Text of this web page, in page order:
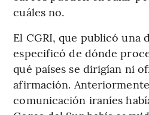
cuáles no.
El CGRI, que publicó una
especificó de dónde
qué países se dirigían ni
afirmación.
comunicación iraníes